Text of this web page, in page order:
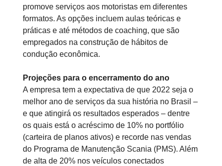
promove serviços aos motoristas em diferentes
formatos. As opções incluem aulas teóricas e
práticas e até métodos de coaching, que são
empregados na construção de hábitos de
condução econômica.
Projeções para o encerramento do ano
A empresa tem a expectativa de que 2022 seja o
melhor ano de serviços da sua história no Brasil –
e que atingirá os resultados esperados – dentre
os quais está o acréscimo de 10% no portfólio
(carteira de planos ativos) e recorde nas vendas
do Programa de Manutenção Scania (PMS). Além
de alta de 20% nos veículos conectados